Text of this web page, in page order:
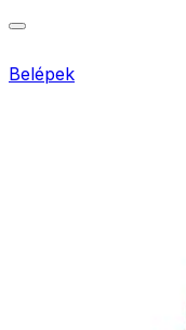
Belépek